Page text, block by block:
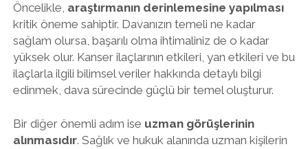
Öncelikle, araştırmanın derinlemesine yapılması
kritik öneme sahiptir. Davanızın temeli ne kadar
sağlam olursa, başarılı olma ihtimaliniz de o kadar
yüksek olur. Kanser ilaçlarının etkileri, yan etkileri ve bu
ilaçlarla ilgili bilimsel veriler hakkında detaylı bilgi
edinmek, dava sürecinde güçlü bir temel oluşturur.
Bir diğer önemli adım ise uzman görüşlerinin
alınmasıdır. Sağlık ve hukuk alanında uzman kişilerin